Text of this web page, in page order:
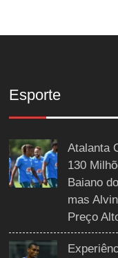
Esporte
Atalanta
130
Baiano
mas
Preço